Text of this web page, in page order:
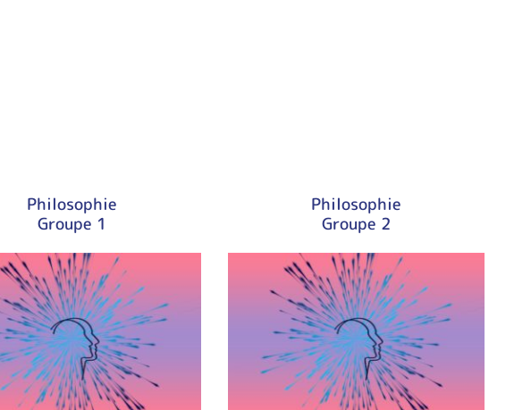
Philosophie
Groupe 1
Philosophie
Groupe 2